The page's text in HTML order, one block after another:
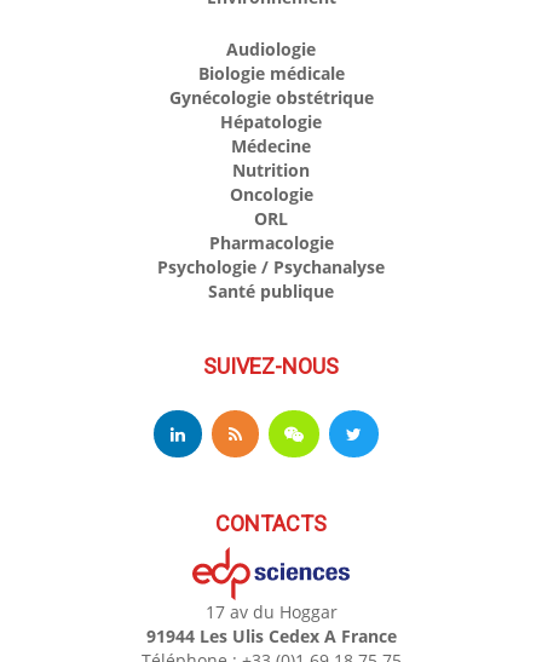
Audiologie
Biologie médicale
Gynécologie obstétrique
Hépatologie
Médecine
Nutrition
Oncologie
ORL
Pharmacologie
Psychologie / Psychanalyse
Santé publique
SUIVEZ-NOUS
CONTACTS
17 av du Hoggar
91944 Les Ulis Cedex A France